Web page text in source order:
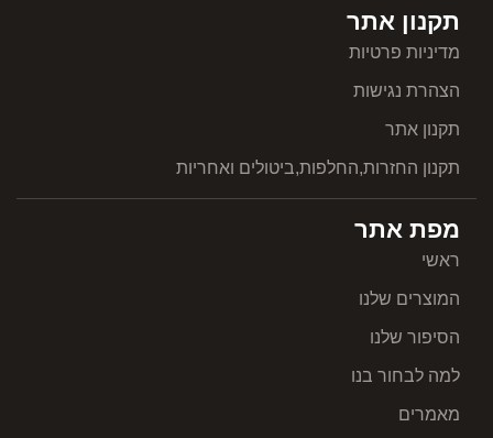
תקנון אתר
מדיניות פרטיות
הצהרת נגישות
תקנון אתר
תקנון החזרות,החלפות,ביטולים ואחריות
מפת אתר
ראשי
המוצרים שלנו
הסיפור שלנו
למה לבחור בנו
מאמרים